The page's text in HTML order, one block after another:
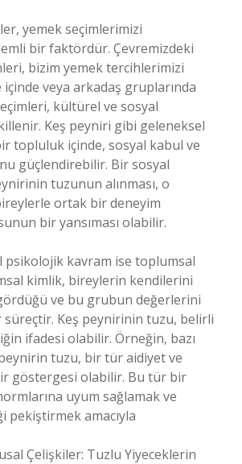
yemek seçimlerimizi
bir faktördür. Çevremizdeki
bizim yemek tercihlerimizi
veya arkadaş gruplarında
kültürel ve sosyal
Keş peyniri gibi geleneksel
topluluk içinde, sosyal kabul ve
güçlendirebilir. Bir sosyal
tuzunun alınması, o
ortak bir deneyim
bir yansıması olabilir.
psikolojik kavram ise toplumsal
kimlik, bireylerin kendilerini
ve bu grubun değerlerini
süreçtir. Keş peynirinin tuzu, belirli
ifadesi olabilir. Örneğin, bazı
tuzu, bir tür aidiyet ve
göstergesi olabilir. Bu tür bir
uyum sağlamak ve
pekiştirmek amacıyla
Çelişkiler: Tuzlu Yiyeceklerin